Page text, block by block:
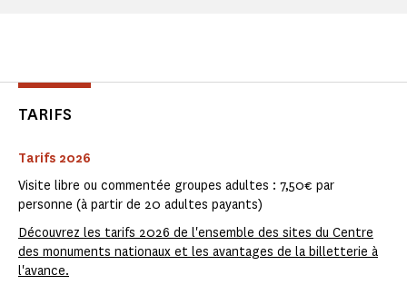
TARIFS
Tarifs 2026
Visite libre ou commentée groupes adultes : 7,50€ par
personne (à partir de 20 adultes payants)
Découvrez les tarifs 2026 de l'ensemble des sites du Centre
des monuments nationaux et les avantages de la billetterie à
l'avance.